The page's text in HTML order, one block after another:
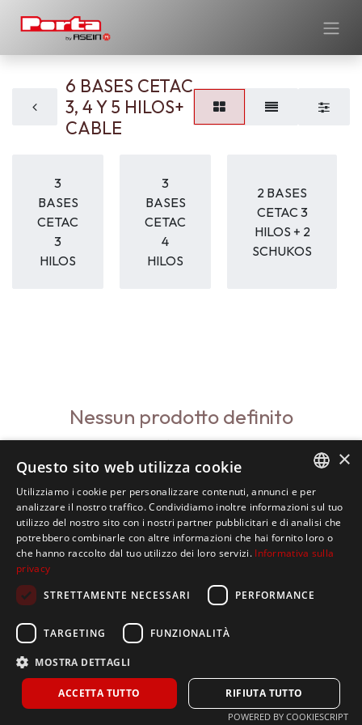
6 BASES CETAC
3, 4 Y 5 HILOS+
CABLE
3
BASES
CETAC
3
HILOS
3
BASES
CETAC
4
HILOS
2 BASES
CETAC 3
HILOS + 2
SCHUKOS
Nessun prodotto definito
Nessun prodotto definito in questa categoria.
ITALIAN
SPANISH
ENGLISH
×
Questo sito web utilizza cookie
Utilizziamo i cookie per personalizzare contenuti, annunci e per
analizzare il nostro traffico. Condividiamo inoltre informazioni sul tuo
utilizzo del nostro sito con i nostri partner pubblicitari e di analisi che
potrebbero combinarle con altre informazioni che hai fornito loro o
che hanno raccolto dal tuo utilizzo dei loro servizi. Informativa sulla
privacy
STRETTAMENTE NECESSARI
PERFORMANCE
TARGETING FUNZIONALITÀ
MOSTRA DETTAGLI
ACCETTA TUTTO RIFIUTA TUTTO
POWERED BY COOKIESCRIPT